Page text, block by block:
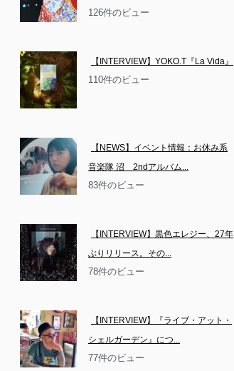
126件のビュー
【INTERVIEW】YOKO.T『La Vida』
110件のビュー
【NEWS】イベント情報：お休み系
音楽隊 沼　2ndアルバム...
83件のビュー
【INTERVIEW】黒色エレジー、27年
ぶりリリース。その...
78件のビュー
【INTERVIEW】『ライブ・アット・
シェルガーデン』につ...
77件のビュー